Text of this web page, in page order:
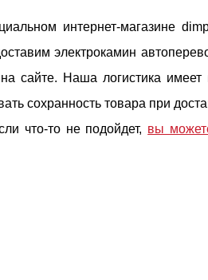
интернет-магазине
электрокамин
сайте. Наша логистика имеет
сохранность товара при
что-то не подойдет, вы